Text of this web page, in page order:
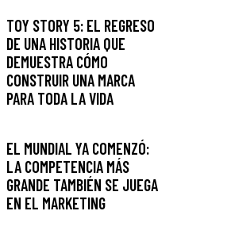
TOY STORY 5: EL REGRESO
DE UNA HISTORIA QUE
DEMUESTRA CÓMO
CONSTRUIR UNA MARCA
PARA TODA LA VIDA
EL MUNDIAL YA COMENZÓ:
LA COMPETENCIA MÁS
GRANDE TAMBIÉN SE JUEGA
EN EL MARKETING